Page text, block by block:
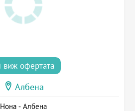
виж офертата
Албена
Нона - Албена